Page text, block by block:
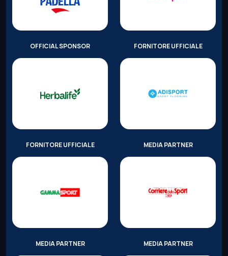
OFFICIAL SPONSOR FORNITORE UFFICIALE
FORNITORE UFFICIALE MEDIA PARTNER
MEDIA PARTNER MEDIA PARTNER